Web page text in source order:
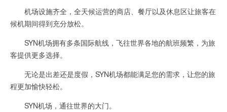
机场设施齐全，全天候运营的商店、餐厅以及休息区让旅客在
候机期间得到充分放松。
SYN机场拥有多条国际航线，飞往世界各地的航班频繁，为旅
客提供更多选择。
无论是出差还是度假，SYN机场都能满足您的需求，让您的旅
程更加愉快轻松。
SYN机场，通往世界的大门。